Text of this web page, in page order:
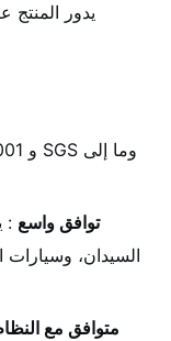
يدور المنتج
توافق واسع :
السيدان، وسيارات
متوافق مع